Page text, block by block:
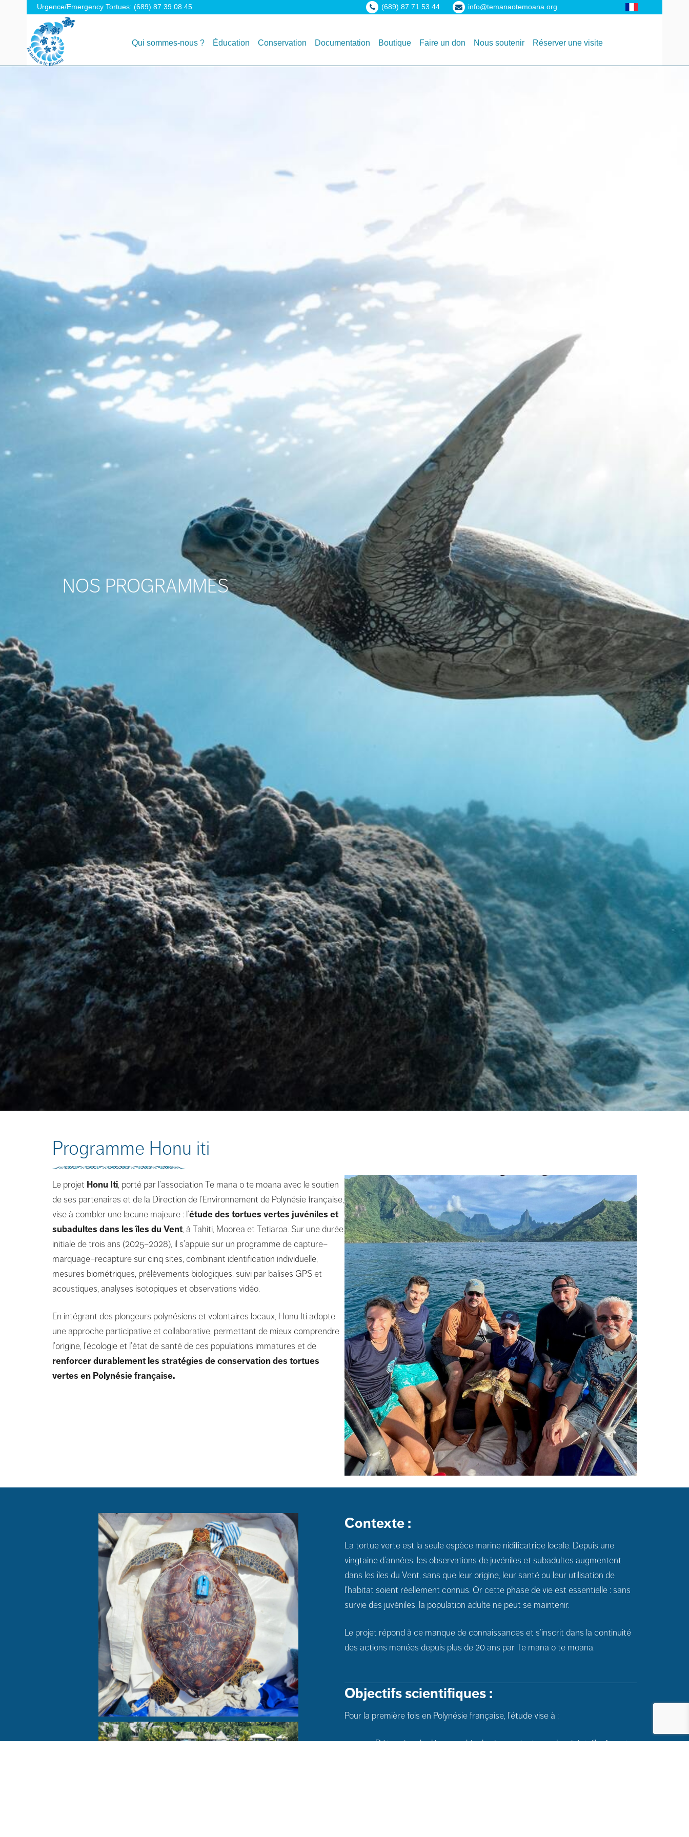
Urgence/Emergency Tortues: (689) 87 39 08 45 (689) 87 71 53 44 info@temanaotemoana.org
Qui sommes-nous ? Éducation Conservation Documentation Boutique Faire un don Nous soutenir Réserver une visite
NOS PROGRAMMES
Programme Honu iti
Le projet Honu Iti, porté par l’association Te mana o te moana avec le soutien
de ses partenaires et de la Direction de l’Environnement de Polynésie française,
vise à combler une lacune majeure : l’étude des tortues vertes juvéniles et
subadultes dans les îles du Vent, à Tahiti, Moorea et Tetiaroa. Sur une durée
initiale de trois ans (2025–2028), il s’appuie sur un programme de capture–
marquage–recapture sur cinq sites, combinant identification individuelle,
mesures biométriques, prélèvements biologiques, suivi par balises GPS et
acoustiques, analyses isotopiques et observations vidéo.
En intégrant des plongeurs polynésiens et volontaires locaux, Honu Iti adopte
une approche participative et collaborative, permettant de mieux comprendre
l’origine, l’écologie et l’état de santé de ces populations immatures et de
renforcer durablement les stratégies de conservation des tortues
vertes en Polynésie française.
Contexte :
La tortue verte est la seule espèce marine nidificatrice locale. Depuis une
vingtaine d’années, les observations de juvéniles et subadultes augmentent
dans les îles du Vent, sans que leur origine, leur santé ou leur utilisation de
l’habitat soient réellement connus. Or cette phase de vie est essentielle : sans
survie des juvéniles, la population adulte ne peut se maintenir.
Le projet répond à ce manque de connaissances et s’inscrit dans la continuité
des actions menées depuis plus de 20 ans par Te mana o te moana.
Objectifs scientifiques :
Pour la première fois en Polynésie française, l’étude vise à :
Déterminer la démographie des jeunes tortues : densité, taille, âge et